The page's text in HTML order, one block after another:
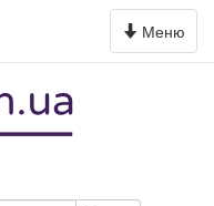
Toggle
navigation
Меню